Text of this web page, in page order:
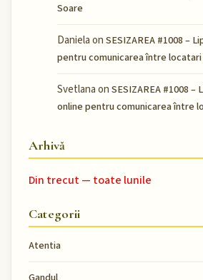
Soare
Danielaon SESIZAREA #1008 –
pentru comunicarea între locatari
Svetlanaon SESIZAREA #1008
online pentru comunicarea între
Arhivă
Din trecut — toate lunile
Categorii
Atentia